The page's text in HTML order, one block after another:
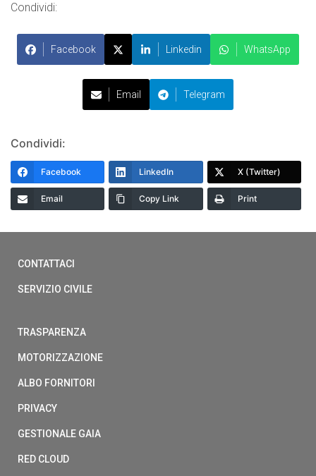
Condividi:
Facebook Linkedin WhatsApp
Email Telegram
Condividi:
Facebook LinkedIn X (Twitter)
Email Copy Link Print
CONTATTACI
SERVIZIO CIVILE
TRASPARENZA
MOTORIZZAZIONE
ALBO FORNITORI
PRIVACY
GESTIONALE GAIA
RED CLOUD